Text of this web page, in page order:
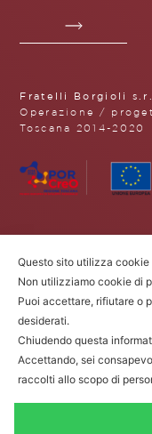
Fratelli Borgioli
Operazione /
Toscana 2014-2020
Questo sito utilizza
Non utilizziamo cookie di
Puoi accettare, rifiutare o
desiderati.
Chiudendo questa
Accettando, sei
raccolti allo scopo di